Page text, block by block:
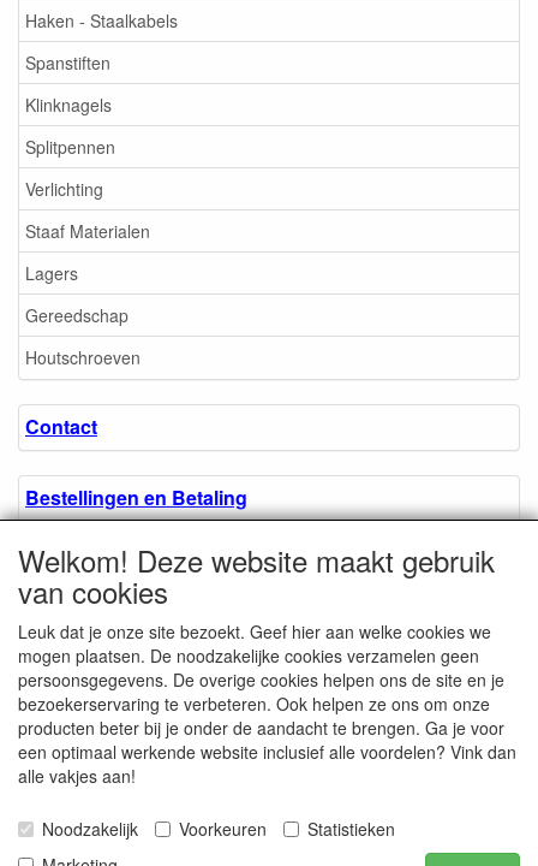
Haken - Staalkabels
Spanstiften
Klinknagels
Splitpennen
Verlichting
Staaf Materialen
Lagers
Gereedschap
Houtschroeven
Contact
Bestellingen en Betaling
Algemene voorwaarden
Over ons.
Privacyverklaring
Microschroeven.nl
Chamber of Commerce
/ Kvk nr. 08205825
Welkom! Deze website maakt gebruik
van cookies
Leuk dat je onze site bezoekt. Geef hier aan welke cookies we
mogen plaatsen. De noodzakelijke cookies verzamelen geen
persoonsgegevens. De overige cookies helpen ons de site en je
bezoekerservaring te verbeteren. Ook helpen ze ons om onze
producten beter bij je onder de aandacht te brengen. Ga je voor
een optimaal werkende website inclusief alle voordelen? Vink dan
alle vakjes aan!
Noodzakelijk Voorkeuren
Statistieken